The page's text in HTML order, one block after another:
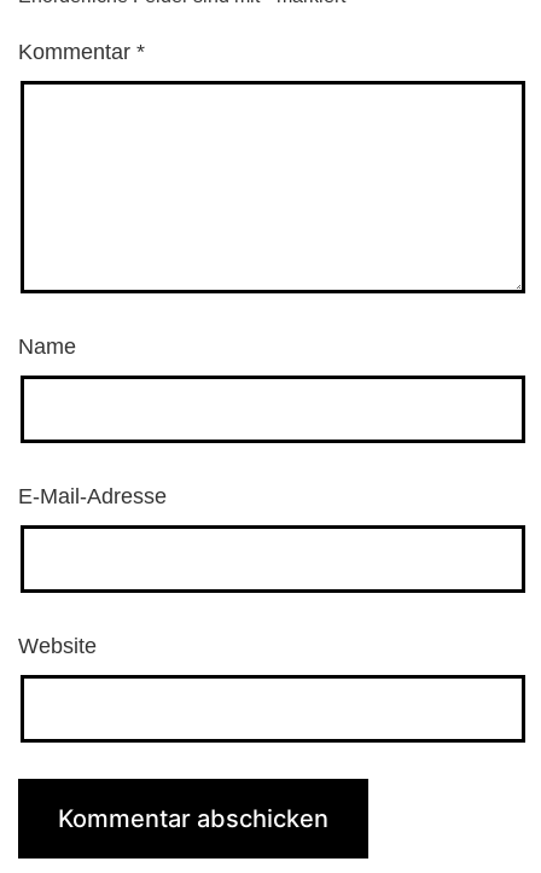
Kommentar *
Name
E-Mail-Adresse
Website